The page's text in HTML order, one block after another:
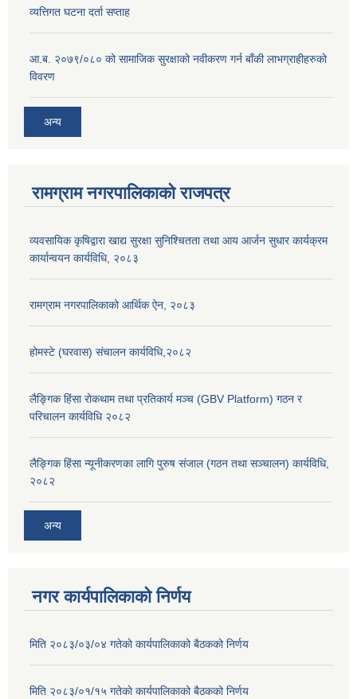
व्यत्तिगत घटना दर्ता सप्ताह
आ.ब. २०७९/०८० को सामाजिक सुरक्षाको नवीकरण गर्न बाँकी लाभग्राहीहरुको
विवरण
अन्य
रामग्राम नगरपालिकाको राजपत्र
व्यवसायिक कृषिद्वारा खाद्य सुरक्षा सुनिश्चितता तथा आय आर्जन सुधार कार्यक्रम
कार्यान्वयन कार्यविधि, २०८३
रामग्राम नगरपालिकाको आर्थिक ऐन, २०८३
होमस्टे (घरवास) संचालन कार्यविधि,२०८२
लैङ्गिक हिंसा रोकथाम तथा प्रतिकार्य मञ्च (GBV Platform) गठन र
परिचालन कार्यविधि २०८२
लैङ्गिक हिंसा न्यूनीकरणका लागि पुरुष संजाल (गठन तथा सञ्चालन) कार्यविधि,
२०८२
अन्य
नगर कार्यपालिकाको निर्णय
मिति २०८३/०३/०४ गतेकाे कार्यपालिकाको बैठकको निर्णय
मिति २०८३/०१/१५ गतेकाे कार्यपालिकाको बैठकको निर्णय